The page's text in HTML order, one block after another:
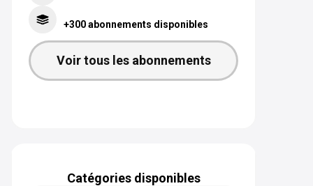
+300 abonnements disponibles
Voir tous les abonnements
Catégories disponibles